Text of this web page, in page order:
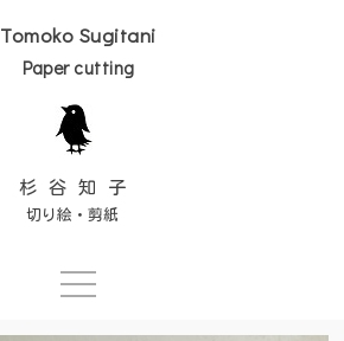
Tomoko Sugitani
Paper cutting
杉谷知子
切り絵・剪紙